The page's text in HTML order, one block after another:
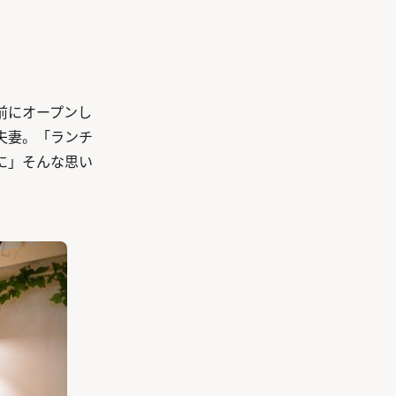
にオープンし
妻。「ランチ
」そんな思い